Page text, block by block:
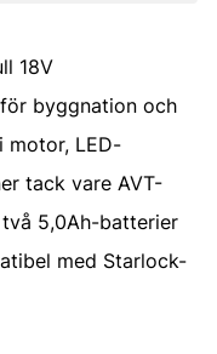
18V
byggnation och
motor, LED-
tack vare AVT-
5,0Ah-batterier
med Starlock-